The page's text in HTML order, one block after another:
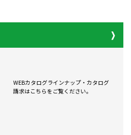
WEBカタログラインナップ・カタログ
請求はこちらをご覧ください。